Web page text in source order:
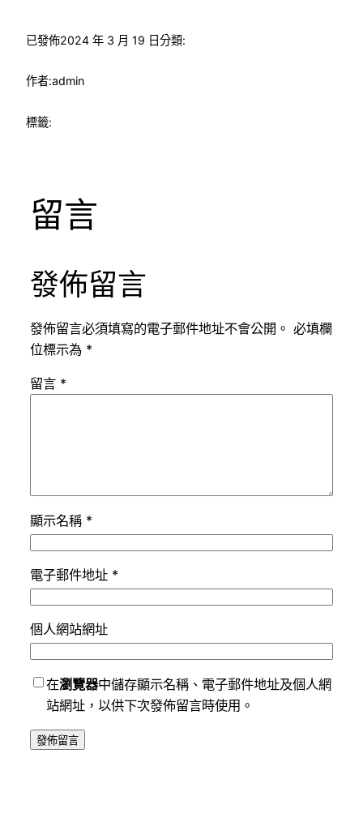
已發佈2024 年 3 月 19 日分類:
作者:admin
標籤:
留言
發佈留言
發佈留言必須填寫的電子郵件地址不會公開。 必填欄
位標示為 *
留言 *
顯示名稱 *
電子郵件地址 *
個人網站網址
在瀏覽器中儲存顯示名稱、電子郵件地址及個人網
站網址，以供下次發佈留言時使用。